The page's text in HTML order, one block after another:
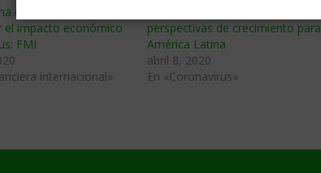
debe tomar medidas
el impacto económico
FMI
internacional»
perspectivas de crecimiento para
América Latina
abril 8, 2020
En «Coronavirus»